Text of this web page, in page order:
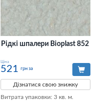
Рідкі шпалери Bioplast 852
Ціна
521 грн за
Дізнатися свою знижку
Витрата упаковки: 3 кв. м.